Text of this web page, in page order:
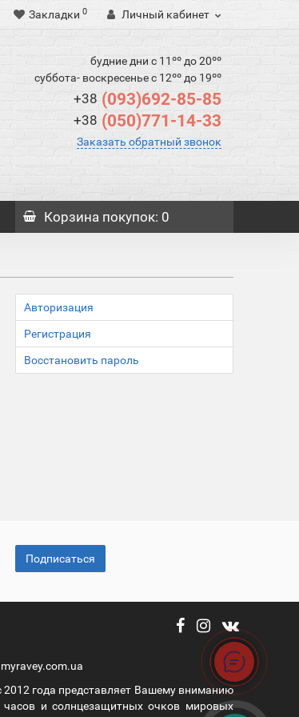
Закладки 0 Личный кабинет
будние дни с 11ºº до 20ºº
суббота- воскресенье с 12ºº до 19ºº
+38 (093)692-85-85
+38 (050)771-14-33
Заказать обратный звонок
Корзина покупок: 0
Авторизация
Регистрация
Восстановить пароль
Подписаться
года представляет Вашему вниманию
и солнцезащитных очков мировых